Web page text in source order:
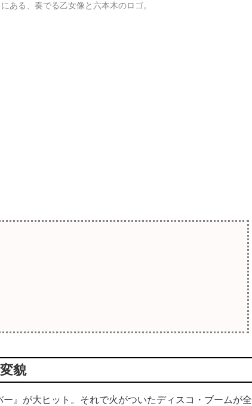
ある、奏でる乙女像と六本木のロゴ。
貌
』が大ヒット。それで火がついたディスコ・ブームが全